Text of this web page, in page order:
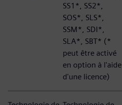
SS1*, SS2*,
SOS*, SLS*,
SSM*, SDI*,
SLA*, SBT* (*
peut être activé
en option à l'aide
d'une licence)